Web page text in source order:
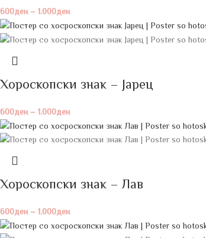
600ден– 1.000ден
Хороскопски знак – Јарец
600ден – 1.000ден
Хороскопски знак – Лав
600ден– 1.000ден